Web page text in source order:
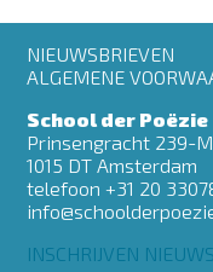
Footer
menu
NIEUWSBRIEVEN
ALGEMENE
School der Poëzie
Prinsengracht 239-M
1015 DT Amsterdam
telefoon +31 20
INSCHRIJVEN